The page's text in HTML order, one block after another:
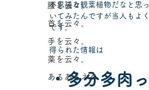
腰を云々。
首を云々。
手を云々。
薬を云々。
あるあるネタ
不思議な観葉植物だなと思
いてみたんですが当人もよ
です。
得られた情報は
・多分多肉